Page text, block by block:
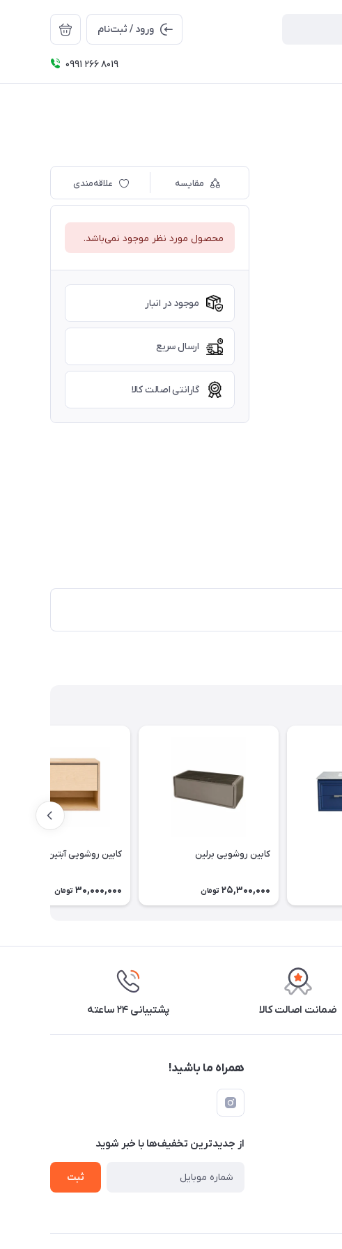
ورود / ثبت‌نام
0991 266 8019
مقایسه علاقه‌مندی
محصول مورد نظر موجود نمی‌باشد.
موجود در انبار
ارسال سریع
گارانتی اصالت کالا
کابین روشویی برلین
25,300,000 تومان
کابین روشویی آبتین پلای وود
30,000,000 تومان
ضمانت اصالت کالا پشتیبانی ۲۴ ساعته
همراه ما باشید!
از جدید‌ترین تخفیف‌ها با‌ خبر شوید
ثبت